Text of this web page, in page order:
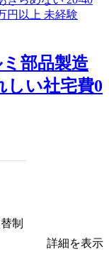
ミ部品製造
しい社宅費0
制
詳細を表示